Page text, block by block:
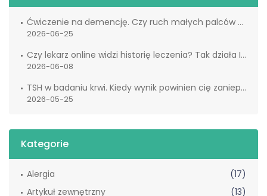
Ćwiczenie na demencję. Czy ruch małych palców naprawdę wspiera mózg?
2026-06-25
Czy lekarz online widzi historię leczenia? Tak działa IKP
2026-06-08
TSH w badaniu krwi. Kiedy wynik powinien cię zaniepokoić?
2026-05-25
Kategorie
Alergia
(17)
Artykuł zewnętrzny
(13)